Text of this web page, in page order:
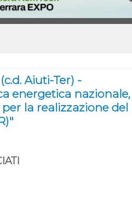
Aiuti-Ter) -
energetica nazionale,
la realizzazione del